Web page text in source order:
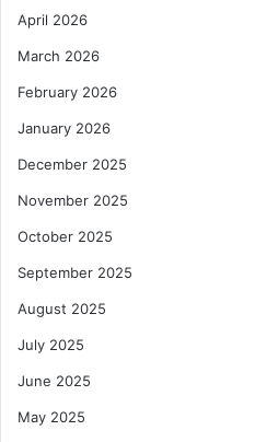
April 2026
March 2026
February 2026
January 2026
December 2025
November 2025
October 2025
September 2025
August 2025
July 2025
June 2025
May 2025